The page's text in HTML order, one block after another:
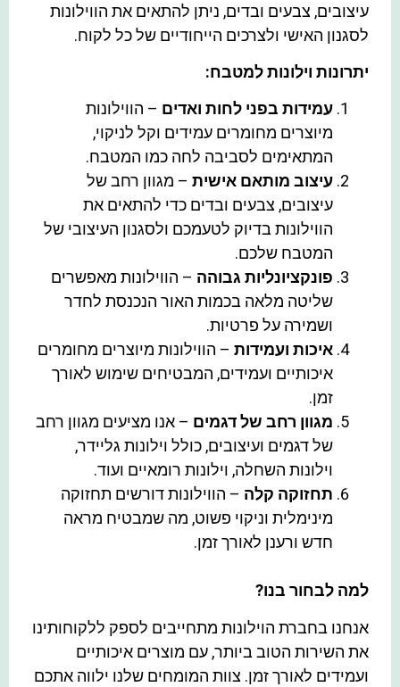
עיצובים, צבעים ובדים, ניתן להתאים את הווילונות
לסגנון האישי ולצרכים הייחודיים של כל לקוח.
יתרונות וילונות למטבח:
עמידות בפני לחות ואדים – הווילונות
מיוצרים מחומרים עמידים וקל לניקוי,
המתאימים לסביבה לחה כמו המטבח.
עיצוב מותאם אישית – מגוון רחב של
עיצובים, צבעים ובדים כדי להתאים את
הווילונות בדיוק לטעמכם ולסגנון העיצובי של
המטבח שלכם.
פונקציונליות גבוהה – הווילונות מאפשרים
שליטה מלאה בכמות האור הנכנסת לחדר
ושמירה על פרטיות.
איכות ועמידות – הווילונות מיוצרים מחומרים
איכותיים ועמידים, המבטיחים שימוש לאורך
זמן.
מגוון רחב של דגמים – אנו מציעים מגוון רחב
של דגמים ועיצובים, כולל וילונות גליידר,
וילונות השחלה, וילונות רומאיים ועוד.
תחזוקה קלה – הווילונות דורשים תחזוקה
מינימלית וניקוי פשוט, מה שמבטיח מראה
חדש ורענן לאורך זמן.
למה לבחור בנו?
אנחנו בחברת הוילונות מתחייבים לספק ללקוחותינו
את השירות הטוב ביותר, עם מוצרים איכותיים
ועמידים לאורך זמן. צוות המומחים שלנו ילווה אתכם